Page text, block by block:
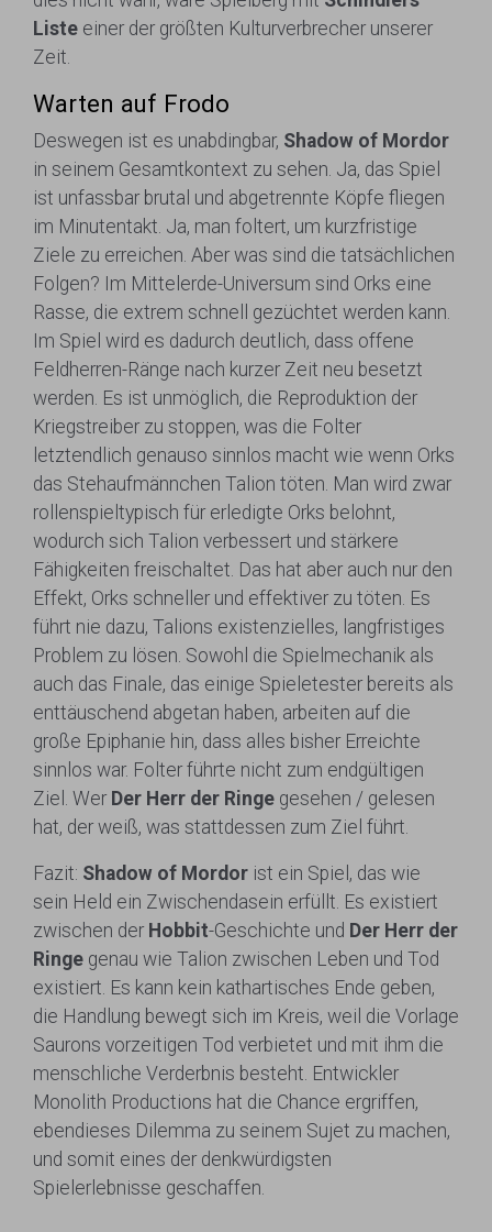
Liste einer der größten Kulturverbrecher unserer
Zeit.
Warten auf Frodo
Deswegen ist es unabdingbar, Shadow of Mordor
in seinem Gesamtkontext zu sehen. Ja, das Spiel
ist unfassbar brutal und abgetrennte Köpfe fliegen
im Minutentakt. Ja, man foltert, um kurzfristige
Ziele zu erreichen. Aber was sind die tatsächlichen
Folgen? Im Mittelerde-Universum sind Orks eine
Rasse, die extrem schnell gezüchtet werden kann.
Im Spiel wird es dadurch deutlich, dass offene
Feldherren-Ränge nach kurzer Zeit neu besetzt
werden. Es ist unmöglich, die Reproduktion der
Kriegstreiber zu stoppen, was die Folter
letztendlich genauso sinnlos macht wie wenn Orks
das Stehaufmännchen Talion töten. Man wird zwar
rollenspieltypisch für erledigte Orks belohnt,
wodurch sich Talion verbessert und stärkere
Fähigkeiten freischaltet. Das hat aber auch nur den
Effekt, Orks schneller und effektiver zu töten. Es
führt nie dazu, Talions existenzielles, langfristiges
Problem zu lösen. Sowohl die Spielmechanik als
auch das Finale, das einige Spieletester bereits als
enttäuschend abgetan haben, arbeiten auf die
große Epiphanie hin, dass alles bisher Erreichte
sinnlos war. Folter führte nicht zum endgültigen
Ziel. Wer Der Herr der Ringe gesehen / gelesen
hat, der weiß, was stattdessen zum Ziel führt.
Fazit: Shadow of Mordor ist ein Spiel, das wie
sein Held ein Zwischendasein erfüllt. Es existiert
zwischen der Hobbit-Geschichte und Der Herr der
Ringe genau wie Talion zwischen Leben und Tod
existiert. Es kann kein kathartisches Ende geben,
die Handlung bewegt sich im Kreis, weil die Vorlage
Saurons vorzeitigen Tod verbietet und mit ihm die
menschliche Verderbnis besteht. Entwickler
Monolith Productions hat die Chance ergriffen,
ebendieses Dilemma zu seinem Sujet zu machen,
und somit eines der denkwürdigsten
Spielerlebnisse geschaffen.